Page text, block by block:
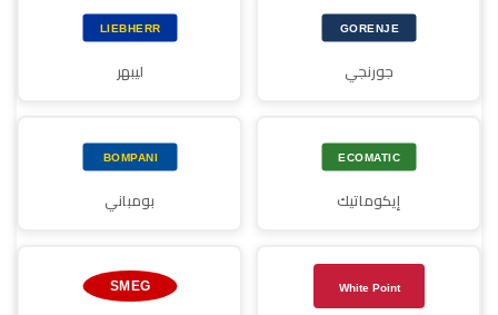
جورنجي ليبهر
إيكوماتيك بومباني